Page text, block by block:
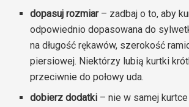
dopasuj rozmiar– zadbaj o to, aby
odpowiednio dopasowana do
na długość rękawów, szerokość
piersiowej. Niektórzy lubią kurtki
przeciwnie do połowy uda.
dobierz dodatki – nie w samej